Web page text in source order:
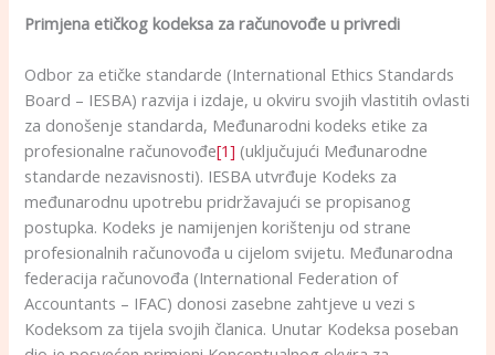
Primjena etičkog kodeksa za računovođe u privredi
Odbor za etičke standarde (International Ethics Standards
Board – IESBA) razvija i izdaje, u okviru svojih vlastitih ovlasti
za donošenje standarda, Međunarodni kodeks etike za
profesionalne računovođe[1] (uključujući Međunarodne
standarde nezavisnosti). IESBA utvrđuje Kodeks za
međunarodnu upotrebu pridržavajući se propisanog
postupka. Kodeks je namijenjen korištenju od strane
profesionalnih računovođa u cijelom svijetu. Međunarodna
federacija računovođa (International Federation of
Accountants – IFAC) donosi zasebne zahtjeve u vezi s
Kodeksom za tijela svojih članica. Unutar Kodeksa poseban